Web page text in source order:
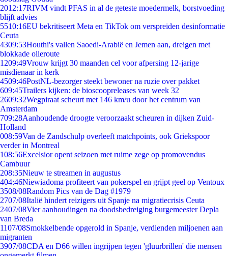
2012:17RIVM vindt PFAS in al de geteste moedermelk, borstvoeding
blijft advies
5510:16EU bekritiseert Meta en TikTok om verspreiden desinformatie
Ceuta
4309:53Houthi's vallen Saoedi-Arabië en Jemen aan, dreigen met
blokkade olieroute
1209:49Vrouw krijgt 30 maanden cel voor afpersing 12-jarige
misdienaar in kerk
4509:46PostNL-bezorger steekt bewoner na ruzie over pakket
609:45Trailers kijken: de bioscoopreleases van week 32
2609:32Wegpiraat scheurt met 146 km/u door het centrum van
Amsterdam
709:28Aanhoudende droogte veroorzaakt scheuren in dijken Zuid-
Holland
008:59Van de Zandschulp overleeft matchpoints, ook Griekspoor
verder in Montreal
108:56Excelsior opent seizoen met ruime zege op promovendus
Cambuur
208:35Nieuw te streamen in augustus
404:46Niewiadoma profiteert van pokerspel en grijpt geel op Ventoux
3508/08Random Pics van de Dag #1979
2707/08Italië hindert reizigers uit Spanje na migratiecrisis Ceuta
2407/08Vier aanhoudingen na doodsbedreiging burgemeester Depla
van Breda
1107/08Smokkelbende opgerold in Spanje, verdienden miljoenen aan
migranten
3907/08CDA en D66 willen ingrijpen tegen 'gluurbrillen' die mensen